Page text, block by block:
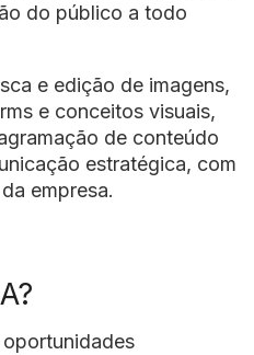
do público a todo
e edição de imagens,
e conceitos visuais,
de conteúdo
estratégica, com
empresa.